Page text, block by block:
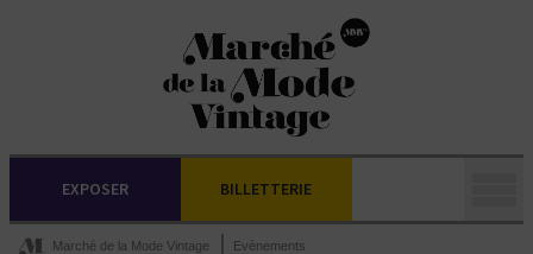
EXPOSER BILLETTERIE
Marché de la Mode Vintage
Evènements